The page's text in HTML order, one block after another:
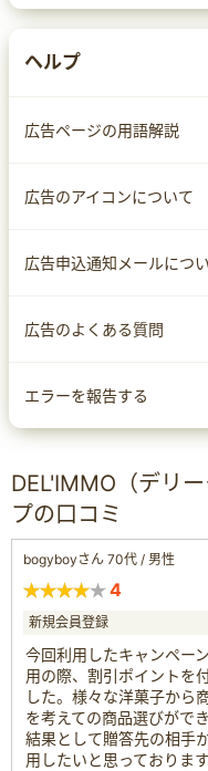
ヘルプ
広告ページの用語解説
広告のアイコンについて
広告申込通知メールにつ
広告のよくある質問
エラーを報告する
DEL'IMMO（デリ
プの口コミ
bogyboyさん 70代 / 男性
4
新規会員登録
今回利用したキャンペー
用の際、割引ポイントを
した。様々な洋菓子から
を考えての商品選びができ
結果として贈答先の相手
用したいと思っております